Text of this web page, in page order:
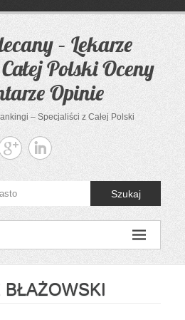
– Lekarze
Polski Oceny
Opinie
– Specjaliści z Całej Polski
Szukaj
BŁAŻOWSKI